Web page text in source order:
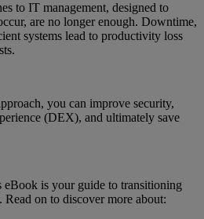
to IT management, designed to
are no longer enough. Downtime,
systems lead to productivity loss
you can improve security,
(DEX), and ultimately save
eBook is your guide to transitioning
on to discover more about: